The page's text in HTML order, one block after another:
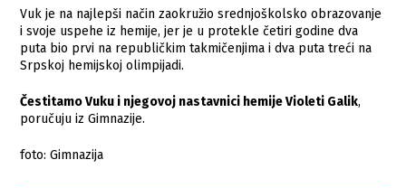
Vuk je na najlepši način zaokružio srednjoškolsko obrazovanje
i svoje uspehe iz hemije, jer je u protekle četiri godine dva
puta bio prvi na republičkim takmičenjima i dva puta treći na
Srpskoj hemijskoj olimpijadi.
Čestitamo Vuku i njegovoj nastavnici hemije Violeti Galik,
poručuju iz Gimnazije.
foto: Gimnazija